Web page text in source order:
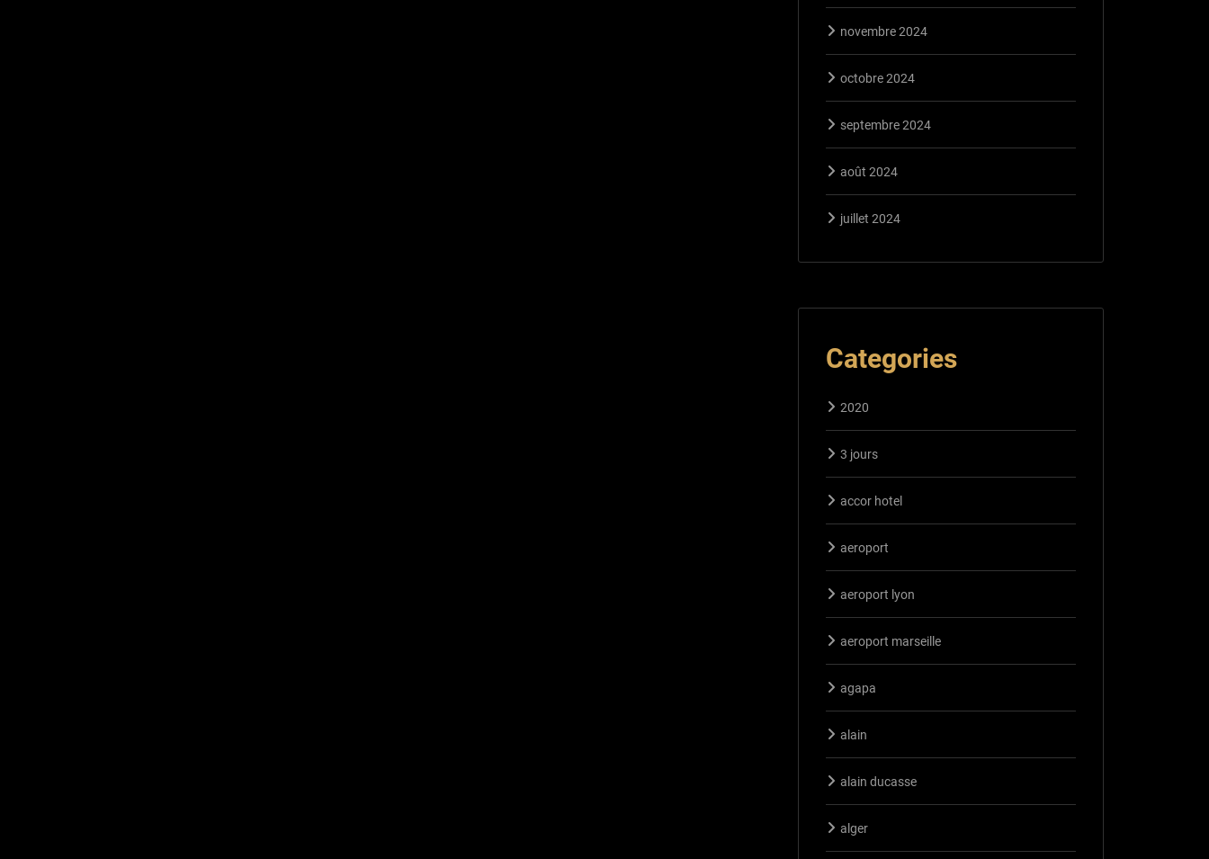
novembre 2024
octobre 2024
septembre 2024
août 2024
juillet 2024
Categories
2020
3 jours
accor hotel
aeroport
aeroport lyon
aeroport marseille
agapa
alain
alain ducasse
alger